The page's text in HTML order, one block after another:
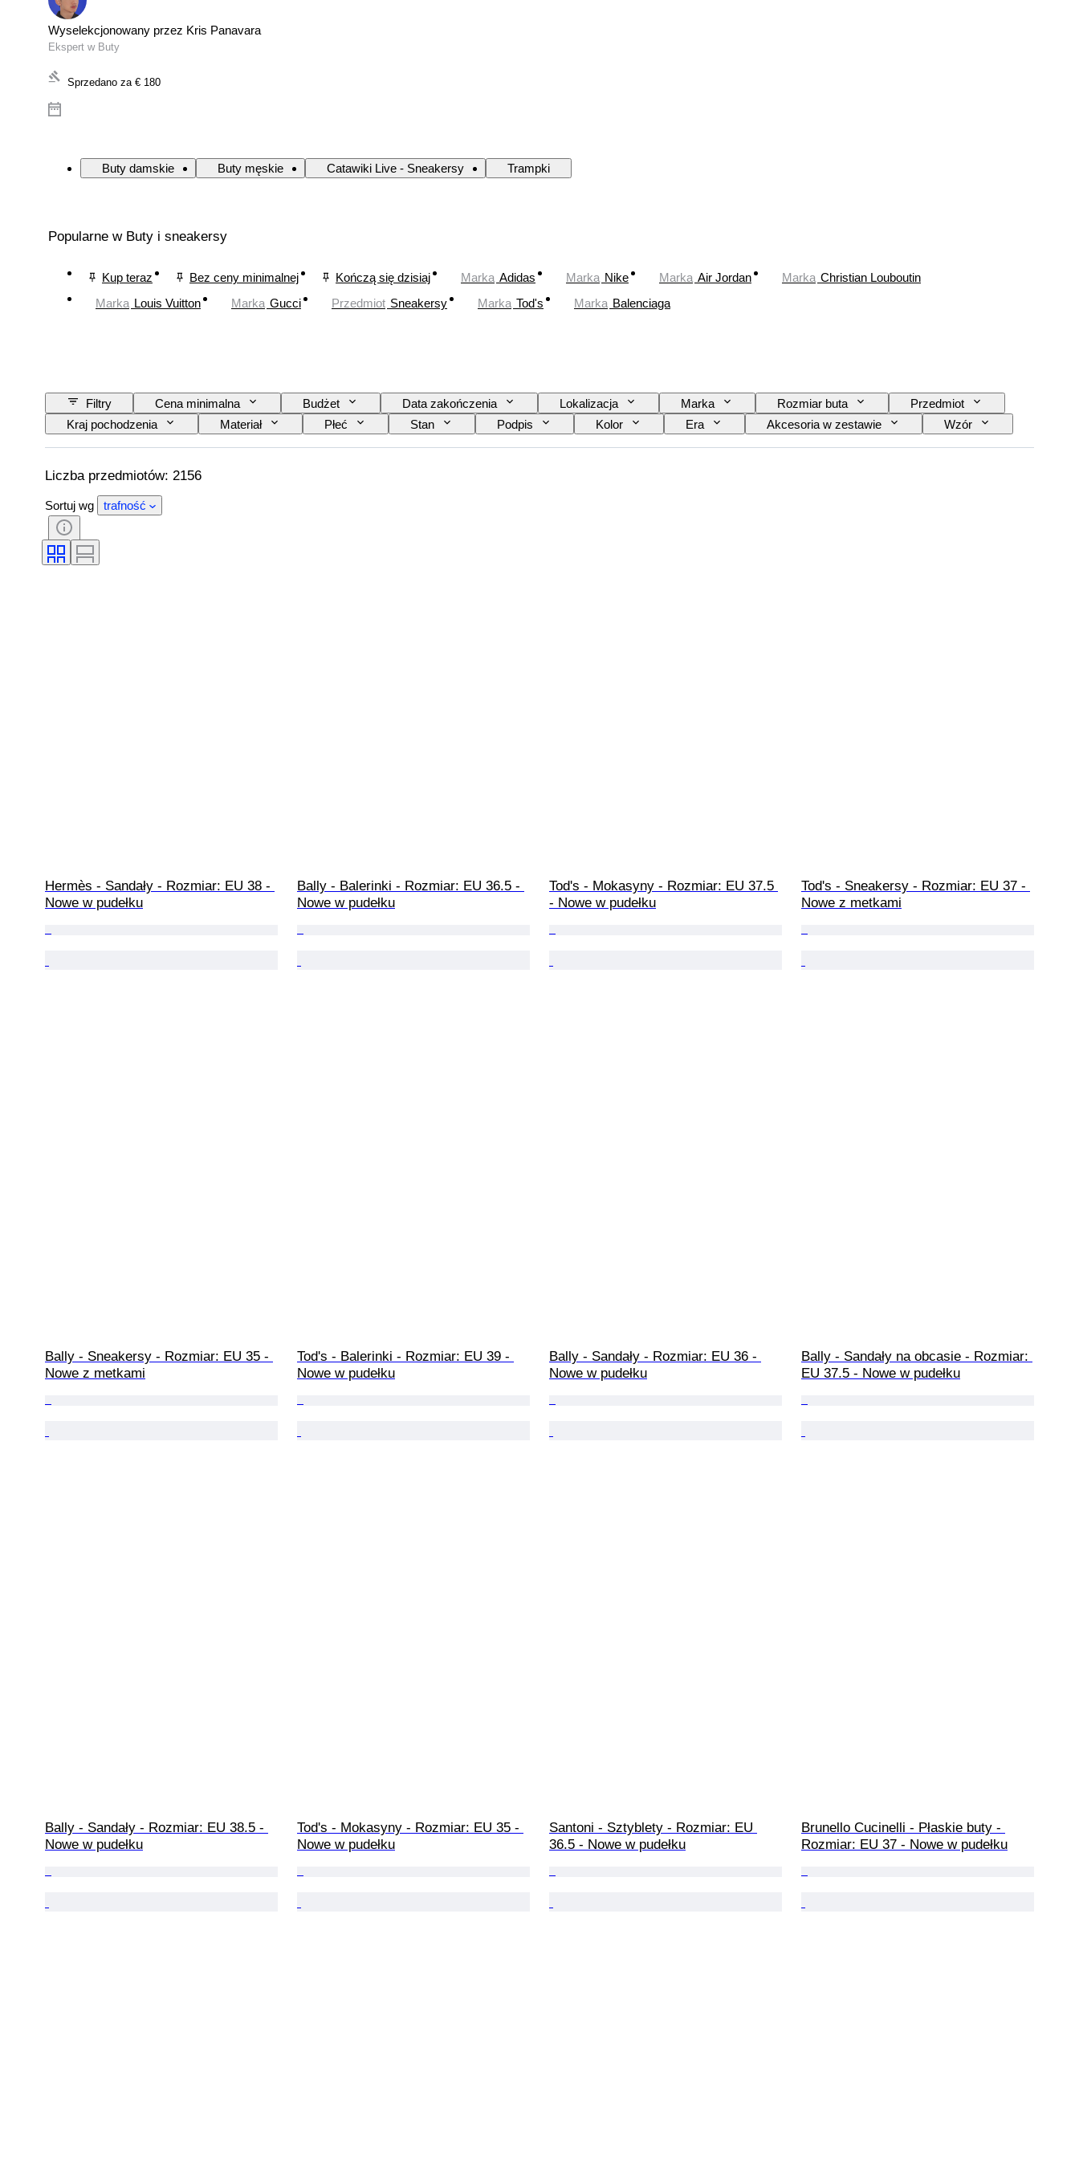
Wyselekcjonowany przez Kris Panavara
Ekspert w Buty
Sprzedano za € 180
Buty damskie Buty męskie Catawiki Live - Sneakersy Trampki
Popularne w Buty i sneakersy
Kup teraz Bez ceny minimalnej Kończą się dzisiaj Marka Adidas Marka Nike Marka Air Jordan Marka Christian Louboutin
Marka Louis Vuitton Marka Gucci Przedmiot Sneakersy Marka Tod's Marka Balenciaga
Filtry Cena minimalna Budżet Data zakończenia Lokalizacja Marka Rozmiar buta
Przedmiot
Kraj pochodzenia
Materiał Płeć Stan Podpis Kolor Era Akcesoria w zestawie
Wzór
Model
Liczba przedmiotów: 2156
Sortuj wg trafność
Hermès - Sandały - Rozmiar: EU 38 -
Nowe w pudełku
Bally - Balerinki - Rozmiar: EU 36.5 -
Nowe w pudełku
Tod's - Mokasyny - Rozmiar: EU 37.5
- Nowe w pudełku
Tod's - Sneakersy - Rozmiar: EU 37 -
Nowe z metkami
Bally - Sneakersy - Rozmiar: EU 35 -
Nowe z metkami
Tod's - Balerinki - Rozmiar: EU 39 -
Nowe w pudełku
Bally - Sandały - Rozmiar: EU 36 -
Nowe w pudełku
Bally - Sandały na obcasie - Rozmiar:
EU 37.5 - Nowe w pudełku
Bally - Sandały - Rozmiar: EU 38.5 -
Nowe w pudełku
Tod's - Mokasyny - Rozmiar: EU 35 -
Nowe w pudełku
Santoni - Sztyblety - Rozmiar: EU
36.5 - Nowe w pudełku
Brunello Cucinelli - Płaskie buty -
Rozmiar: EU 37 - Nowe w pudełku